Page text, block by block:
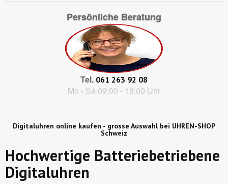
Persönliche Beratung
Tel. 061 263 92 08
Mo - Sa 09:00 - 18:00 Uhr
Digitaluhren online kaufen - grosse Auswahl bei UHREN-SHOP
Schweiz
Hochwertige Batteriebetriebene
Digitaluhren